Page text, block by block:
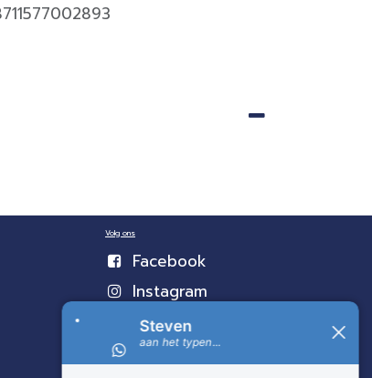
Volg ons
Facebook
Instagram